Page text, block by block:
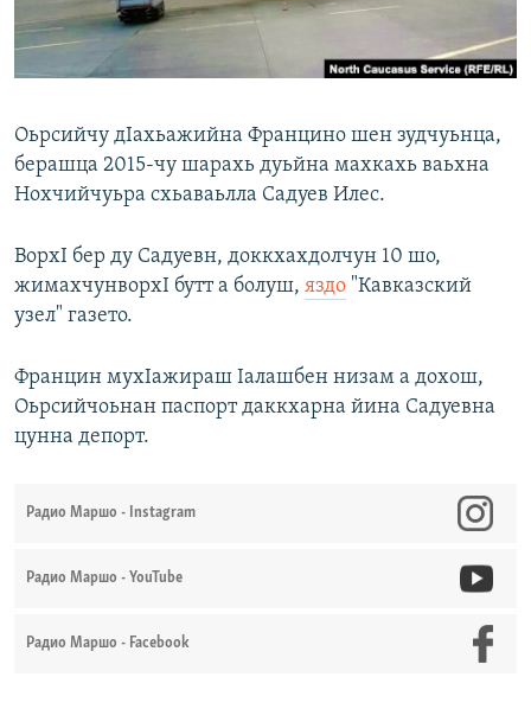
Оьрсийчу дIахьажийна Францино шен зудчуьнца,
берашца 2015-чу шарахь дуьйна махкахь ваьхна
Нохчийчуьра схьаваьлла Садуев Илес.
ВорхI бер ду Садуевн, доккхахдолчун 10 шо,
жимахчунворхI бутт а болуш, яздо "Кавказский
узел" газето.
Францин мухIажираш Iалашбен низам а дохош,
Оьрсийчоьнан паспорт даккхарна йина Садуевна
цунна депорт.
Радио Маршо - Instagram
Радио Маршо - YouTube
Радио Маршо - Facebook